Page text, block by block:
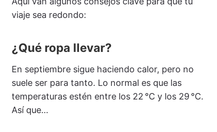
viaje sea redondo:
¿Qué ropa llevar?
En septiembre sigue haciendo calor, pero no
suele ser para tanto. Lo normal es que las
temperaturas estén entre los 22 °C y los 29 °C.
Así que…